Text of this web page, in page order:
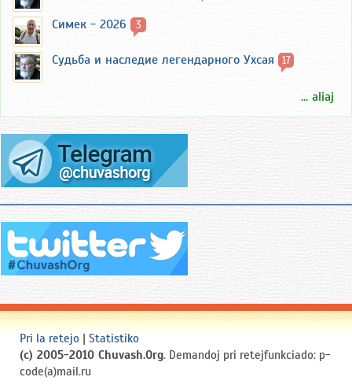
Симек - 2026 3
Судьба и наследие легендарного Ухсая 17
... aliaj
Pri la retejo | Statistiko
(c) 2005-2010 Chuvash.Org. Demandoj pri retejfunkciado: p-
code(a)mail.ru